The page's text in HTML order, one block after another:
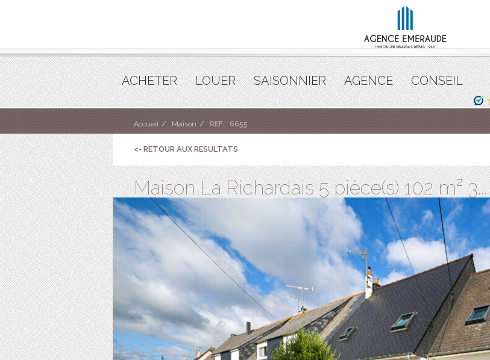
ACHETER LOUER SAISONNIER AGENCE CONSEIL
Accueil Maison REF. : 6655
<- RETOUR AUX RESULTATS
Maison La Richardais 5 pièce(s) 102 m² 3...